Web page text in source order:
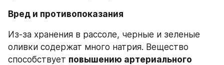
Вред и противопоказания
Из-за хранения в рассоле, черные и зеленые
оливки содержат много натрия. Вещество
способствует повышению артериального